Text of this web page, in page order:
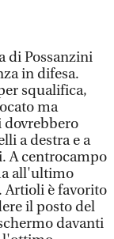
di Possanzini
in difesa.
squalifica,
ma
dovrebbero
a destra e a
A centrocampo
all'ultimo
Artioli è favorito
il posto del
davanti